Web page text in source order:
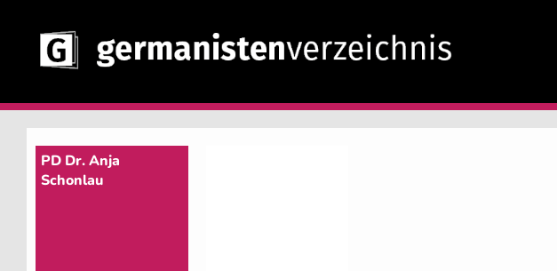
PD Dr. Anja
Schonlau